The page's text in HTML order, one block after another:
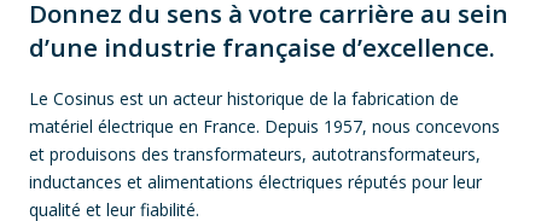
Donnez du sens à votre carrière au sein
d’une industrie française d’excellence.
Le Cosinus est un acteur historique de la fabrication de
matériel électrique en France. Depuis 1957, nous concevons
et produisons des transformateurs, autotransformateurs,
inductances et alimentations électriques réputés pour leur
qualité et leur fiabilité.